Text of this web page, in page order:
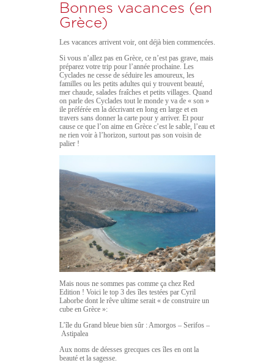
Bonnes vacances (en
Grèce)
Les vacances arrivent voir, ont déjà bien commencées.
Si vous n’allez pas en Grèce, ce n’est pas grave, mais
préparez votre trip pour l’année prochaine. Les
Cyclades ne cesse de séduire les amoureux, les
familles ou les petits adultes qui y trouvent beauté,
mer chaude, salades fraîches et petits villages. Quand
on parle des Cyclades tout le monde y va de « son »
ile préférée en la décrivant en long en large et en
travers sans donner la carte pour y arriver. Et pour
cause ce que l’on aime en Grèce c’est le sable, l’eau et
ne rien voir à l’horizon, surtout pas son voisin de
palier !
Mais nous ne sommes pas comme ça chez Red
Edition ! Voici le top 3 des îles testées par Cyril
Laborbe dont le rêve ultime serait « de construire un
cube en Grèce »:
L’île du Grand bleue bien sûr : Amorgos – Serifos –
Astipalea
Aux noms de déesses grecques ces îles en ont la
beauté et la sagesse.